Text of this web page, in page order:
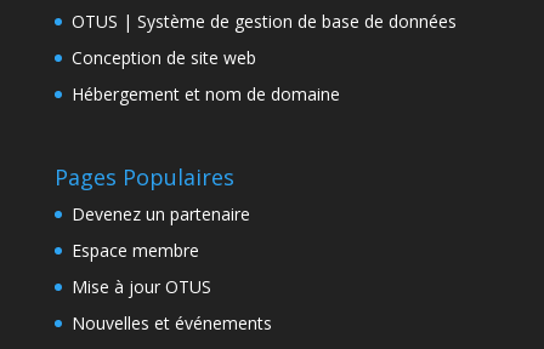
OTUS | Système de gestion de base de données
Conception de site web
Hébergement et nom de domaine
Pages Populaires
Devenez un partenaire
Espace membre
Mise à jour OTUS
Nouvelles et événements